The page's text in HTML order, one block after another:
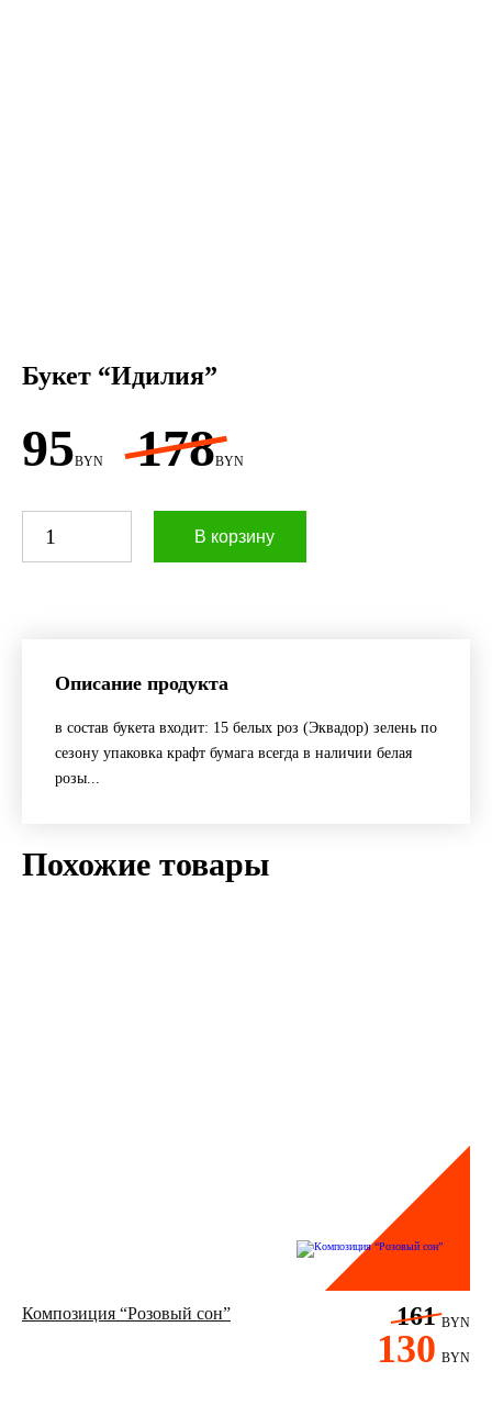
Букет “Идилия”
95BYN 178BYN
В корзину
Описание продукта
в состав букета входит: 15 белых роз (Эквадор) зелень по
сезону упаковка крафт бумага всегда в наличии белая
розы...
Похожие товары
Композиция “Розовый сон” 161 BYN
130 BYN